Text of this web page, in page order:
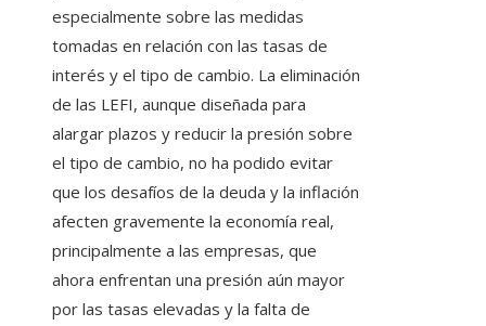
especialmente sobre las medidas
tomadas en relación con las tasas de
interés y el tipo de cambio. La eliminación
de las LEFI, aunque diseñada para
alargar plazos y reducir la presión sobre
el tipo de cambio, no ha podido evitar
que los desafíos de la deuda y la inflación
afecten gravemente la economía real,
principalmente a las empresas, que
ahora enfrentan una presión aún mayor
por las tasas elevadas y la falta de